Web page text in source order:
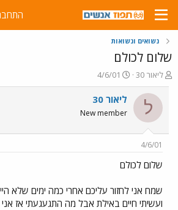
נשואים ונשואות
שלום לכולם
פ
ו
ת
ח
ה
ש
א
ליאור 30
פ
ו
ר
ם
ר
4/6/01
ל ליאור 30
New member
4/6/01
שלום לכולם
שמח אני לחזור עליכם אחרי כמה ימים שלא
ועשיתי חיים באילת אבל מה התגעגעתי אז